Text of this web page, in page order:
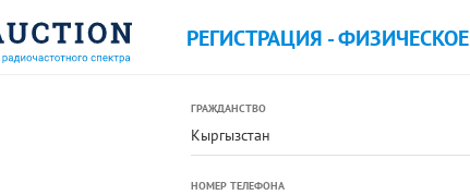
РЕГИСТРАЦИЯ -
ГРАЖДАНСТВО
Кыргызстан
НОМЕР ТЕЛЕФОНА